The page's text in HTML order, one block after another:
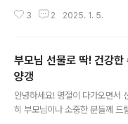
여의도 더현대 서울에 위치한 명
기에도 훌륭한 품질이라 부모님
이 가득하답니다. 그럼 명인명촌
러 가실까요? 😊1. 명인명촌, 무
스러운 전통 장류 – 건강과 맛을
장, 참기름, 고추장, 간장 등 정통
3 2 2025. 1. 5.
부모님 선물로 딱! 건강
양갱
안녕하세요! 명절이 다가오면서
히 부모님이나 소중한 분들께 드